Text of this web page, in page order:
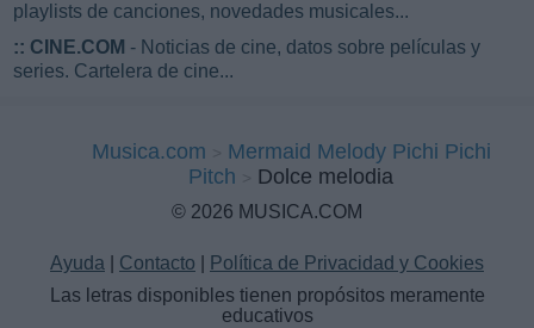
playlists de canciones, novedades musicales...
:: CINE.COM - Noticias de cine, datos sobre películas y
series. Cartelera de cine...
Musica.com
Mermaid Melody Pichi Pichi
Pitch
Dolce melodia
© 2026 MUSICA.COM
Ayuda Contacto
Política de Privacidad y Cookies
Las letras disponibles tienen propósitos meramente
educativos